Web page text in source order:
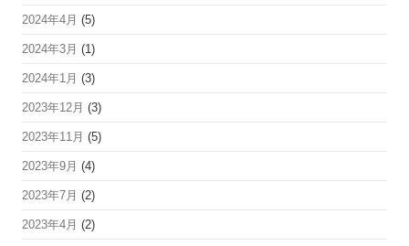
2024年4月 (5)
2024年3月 (1)
2024年1月 (3)
2023年12月 (3)
2023年11月 (5)
2023年9月 (4)
2023年7月 (2)
2023年4月 (2)